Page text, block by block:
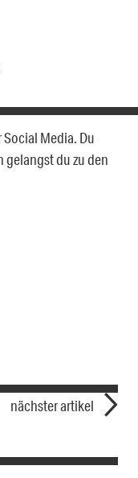
Media. Du
gelangst du zu den
nächster artikel